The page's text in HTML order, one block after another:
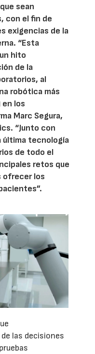
sean
con el fin de
exigencias de la
“Esta
hito
de la
al
robótica más
en los
Marc Segura,
“Junto con
última tecnología
de todo el
retos que
ofrecer los
las decisiones